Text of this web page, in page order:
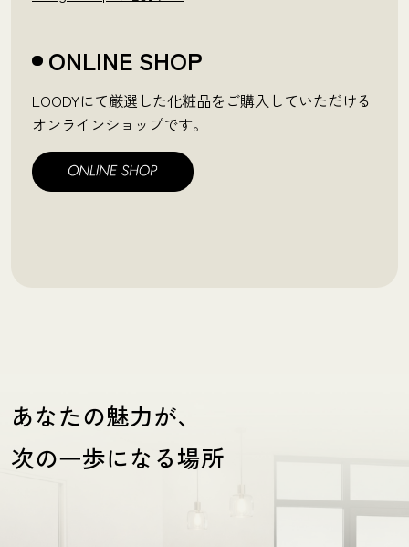
ONLINE SHOP
LOODYにて厳選した化粧品をご購入していただける
オンラインショップです。
あなたの魅力が、
次の一歩になる場所